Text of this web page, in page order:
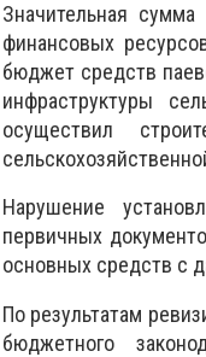
Значительная
финансовых
бюджет средств
инфраструктуры
осуществил
Нарушение
первичных
основных средств с
По результатам
бюджетного